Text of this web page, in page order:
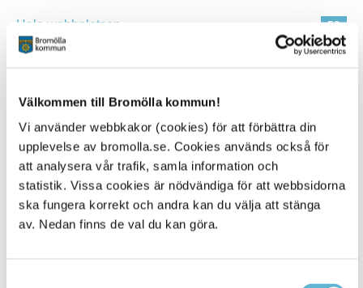
Välkommen till Bromölla kommun!
Vi använder webbkakor (cookies) för att förbättra din
upplevelse av bromolla.se. Cookies används också för
att analysera vår trafik, samla information och
statistik. Vissa cookies är nödvändiga för att webbsidorna
ska fungera korrekt och andra kan du välja att stänga
av. Nedan finns de val du kan göra.
59
Hela webbplatsen
59
Alla platser